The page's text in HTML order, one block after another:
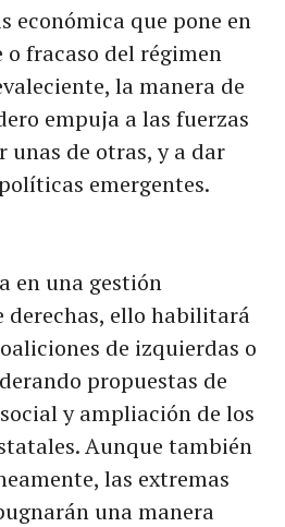
económica que pone en
fracaso del régimen
la manera de
empuja a las fuerzas
de otras, y a dar
emergentes.
en una gestión
derechas, ello habilitará
de izquierdas o
propuestas de
y ampliación de los
Aunque también
las extremas
una manera